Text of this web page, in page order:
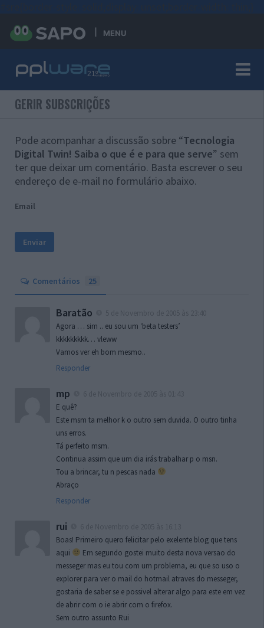
MENU
GERIR SUBSCRIÇÕES
Pode acompanhar a discussão sobre “Tecnologia
Digital Twin! Saiba o que é e para que serve” sem
ter que deixar um comentário. Basta escrever o seu
endereço de e-mail no formulário abaixo.
Email
Comentários 25
Baratão
Agora … sim .. eu sou um ‘beta testers’
kkkkkkkkk… vleww
Vamos ver eh bom mesmo..
Responder
mp
E quê?
Este msm ta melhor k o outro sem duvida. O outro tinha
uns erros.
Tá perfeito msm.
Continua assim que um dia irás trabalhar p o msn.
Tou a brincar, tu n pescas nada
Abraço
Responder
rui
Boas! Primeiro quero felicitar pelo exelente blog que tens
aqui
Em segundo gostei muito desta nova versao do
messeger mas eu tou com um problema, eu que so uso o
explorer para ver o mail do hotmail atraves do messeger,
gostaria de saber se e possivel alterar algo para este em vez
de abrir com o ie abrir com o firefox.
Sem outro assunto Rui